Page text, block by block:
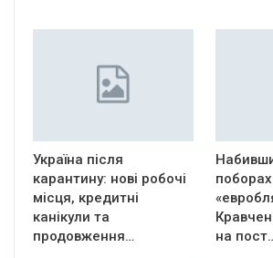
Україна після
карантину: нові робочі
місця, кредитні
канікули та
продовження…
на